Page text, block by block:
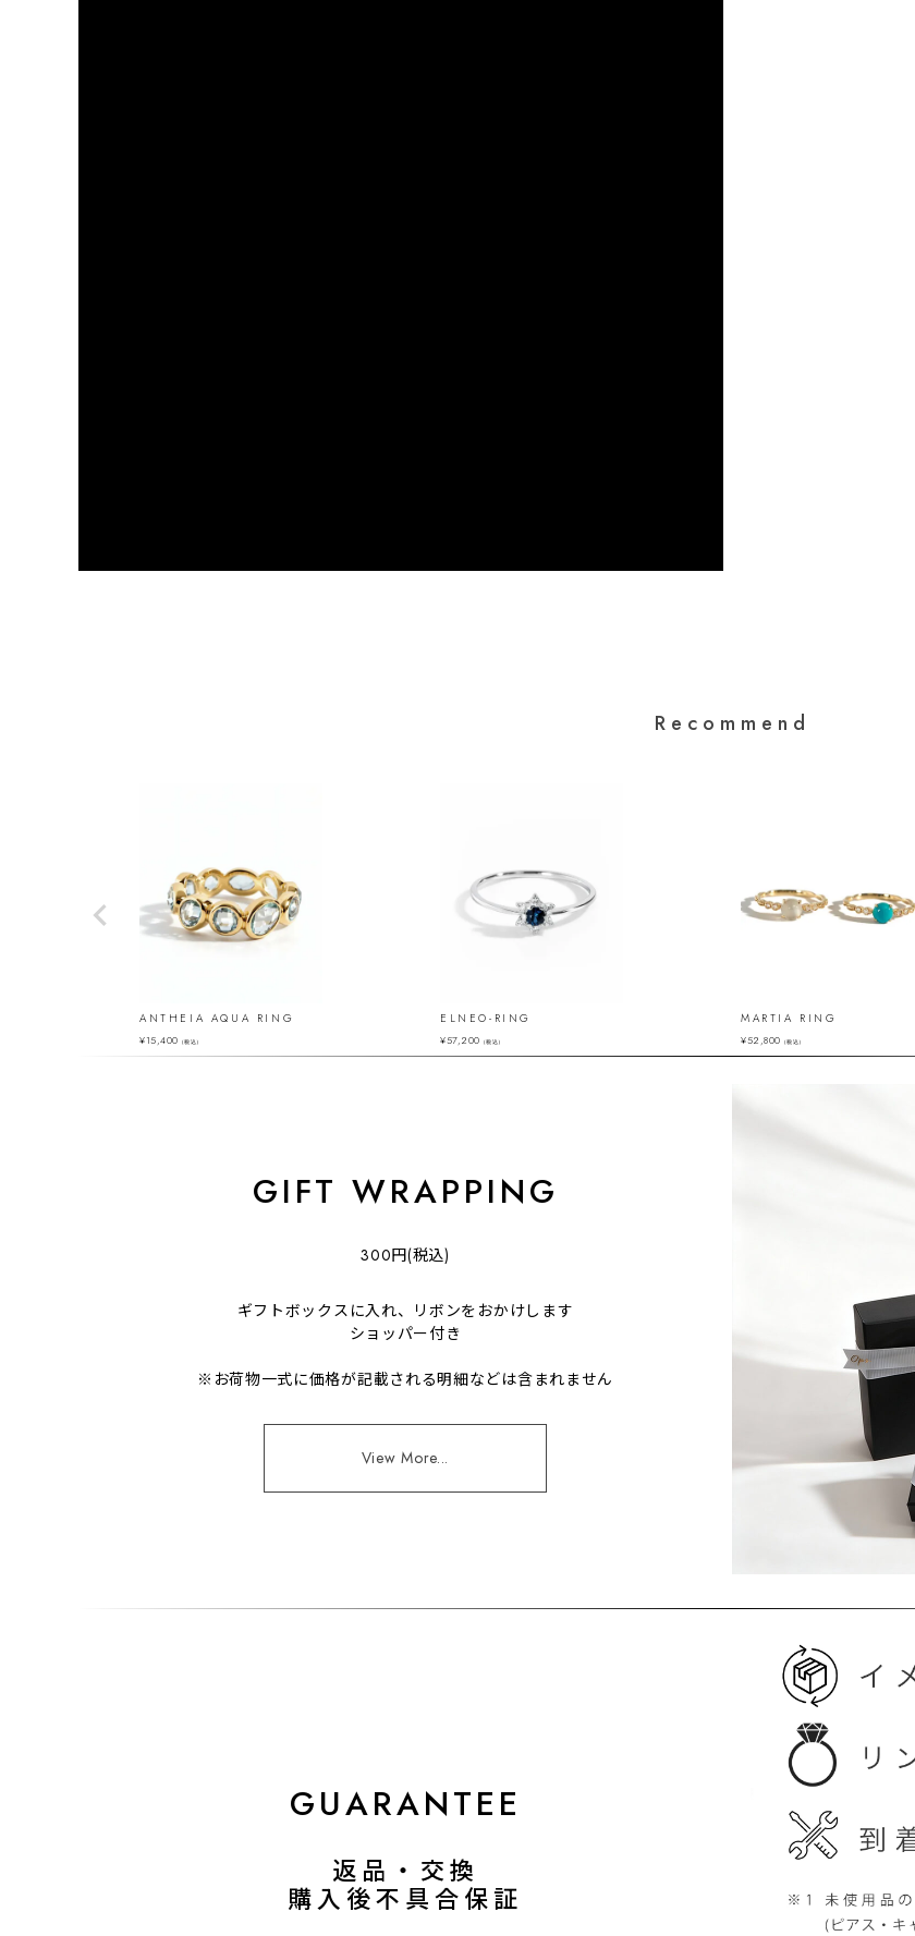
Recommend
ANTHEIA AQUA RING
¥15,400 （税込）
ELNEO-RING
¥57,200 （税込）
MARTIA RING
¥52,800 （税込）
GIFT WRAPPING
300円(税込)
ギフトボックスに入れ、リボンをおかけします
ショッパー付き
※お荷物一式に価格が記載される明細などは含まれません
View More...
GUARANTEE
返品・交換
購入後不具合保証